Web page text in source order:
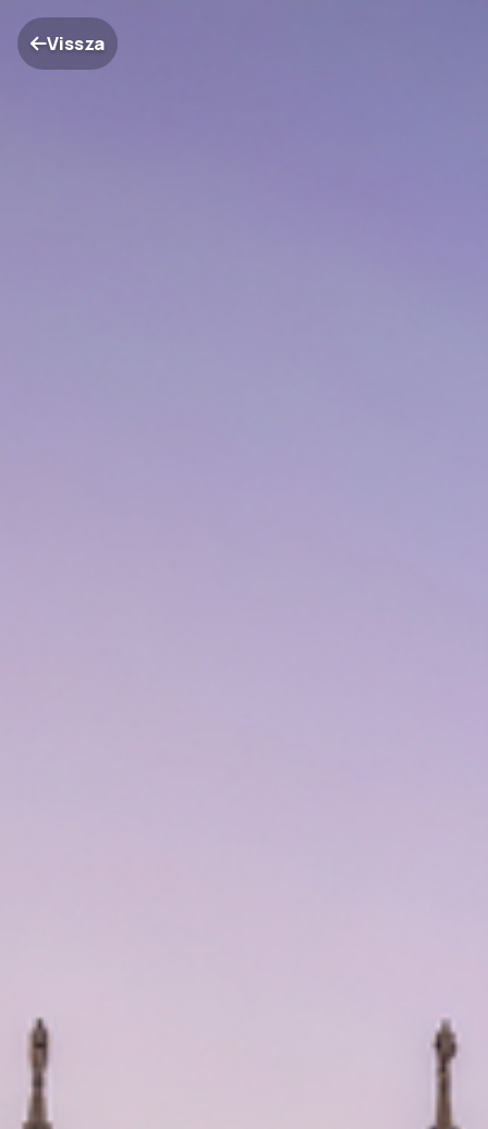
Vissza